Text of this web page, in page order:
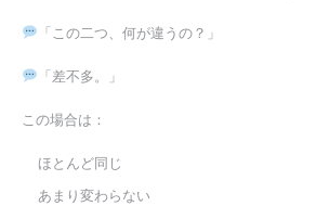
「この二つ、何が違うの？」
「差不多。」
この場合は：
ほとんど同じ
あまり変わらない